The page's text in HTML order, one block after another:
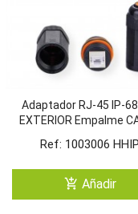
Adaptador RJ-45 IP-68
EXTERIOR Empalme
Ref: 1003006 HHIP
add_shopping_cart Añadir